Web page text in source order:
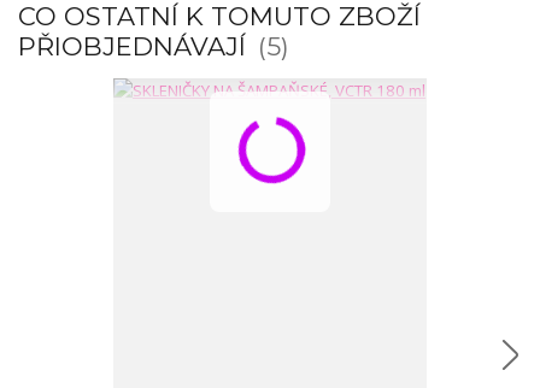
CO OSTATNÍ K TOMUTO ZBOŽÍ
PŘIOBJEDNÁVAJÍ
5